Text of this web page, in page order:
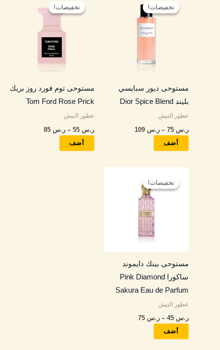
تخفيضات!
تخفيضات!
مستوحى ديور سبايسي
بليند Dior Spice Blend
عطور النيش
ر.س – ر.س
أضف
العديد
من
الأشكال
لهذا
يمكن
اختيار
على
تخفيضات!
تخفيضات!
مستوحى توم فورد روز بريك
Tom Ford Rose Prick
عطور النيش
ر.س – ر.س
من
خلال
⁦ر.س 85⁩
أضف
العديد
من
الأشكال
المختلفة
لهذا
يمكن
اختيار
على
تخفيضات!
تخفيضات!
مستوحى بينك دايموند
ساكورا Pink Diamond
Sakura Eau de Parfum
عطور النيش
ر.س – ر.س
أضف
العديد
من
الأشكال
المختلفة
لهذا
المنتج.
يمكن
اختيار
الخيارات
صفحة